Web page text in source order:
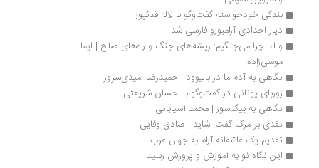
بندگی خودخواسته گفت‌وگو با لاله قدکپور
دیار اجدادی آرامبورو فارسی شد
و اما چرا می‌جنگیم: ریشه‌های جنگ و راه‌های صلح | ایما
موسی‌زاده
نگاهی به آدم ما در بالیوود | حمیدرضا امیدی‌سرور
زوربای یونانی در گفت‌وگو با احسان شریعتی
نگاهی به بیگ­‌سور | محمد آسیابانی
نقدی بر مرگ گفت: شاید | صادق وفایی
تقدیم یک عاشقانه آرام به جهان عرب
این نگاه نو به آموزش و پرورش رسید